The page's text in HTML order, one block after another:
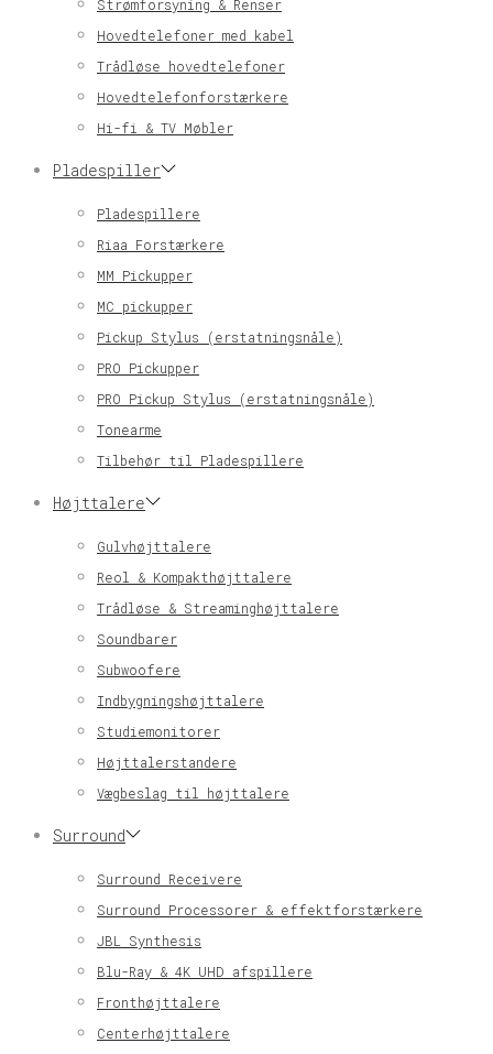
Strømforsyning & Renser
Hovedtelefoner med kabel
Trådløse hovedtelefoner
Hovedtelefonforstærkere
Hi-fi & TV Møbler
Pladespiller
Pladespillere
Riaa Forstærkere
MM Pickupper
MC pickupper
Pickup Stylus (erstatningsnåle)
PRO Pickupper
PRO Pickup Stylus (erstatningsnåle)
Tonearme
Tilbehør til Pladespillere
Højttalere
Gulvhøjttalere
Reol & Kompakthøjttalere
Trådløse & Streaminghøjttalere
Soundbarer
Subwoofere
Indbygningshøjttalere
Studiemonitorer
Højttalerstandere
Vægbeslag til højttalere
Surround
Surround Receivere
Surround Processorer & effektforstærkere
JBL Synthesis
Blu-Ray & 4K UHD afspillere
Fronthøjttalere
Centerhøjttalere